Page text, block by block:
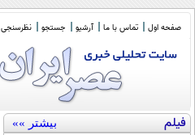
صفحه اول تماس با ما آرشیو جستجو نظرسنجی
فیلم بیشتر »»